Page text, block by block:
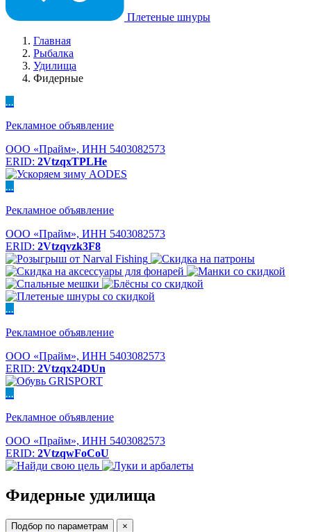
Плетеные шнуры
Главная
Рыбалка
Удилища
Фидерные
...
Рекламное объявление
ООО «Прайм», ИНН 5403082573
ERID: 2VtzqxTPLHe
...
Рекламное объявление
ООО «Прайм», ИНН 5403082573
ERID: 2Vtzqvzk3F8
...
Рекламное объявление
ООО «Прайм», ИНН 5403082573
ERID: 2Vtzqx24DUn
...
Рекламное объявление
ООО «Прайм», ИНН 5403082573
ERID: 2VtzqwFoCoU
Фидерные удилища
Подбор по параметрам ×